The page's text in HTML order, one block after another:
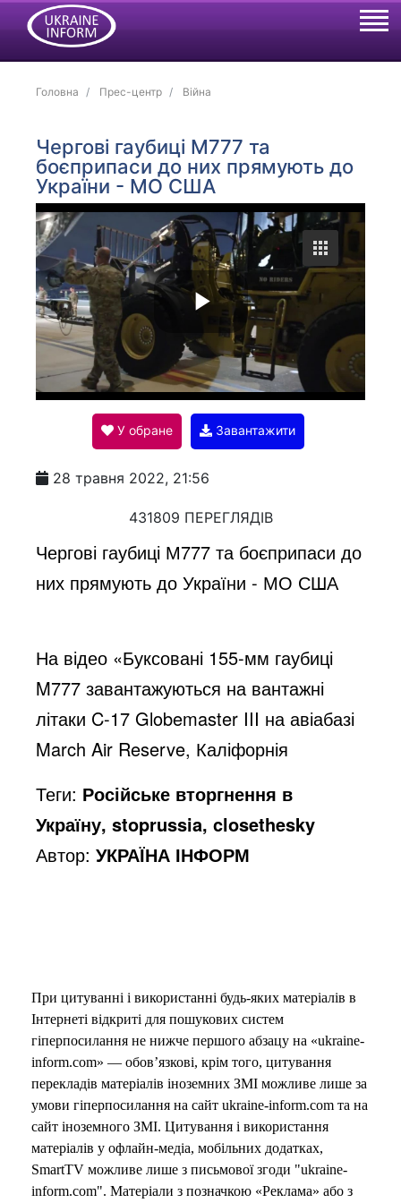
Головна Прес-центр Війна
Чергові гаубиці М777 та
боєприпаси до них прямують до
України - МО США
P
l
a
y
V
i
d
e
o
У обране Завантажити
28 травня 2022, 21:56
431809 ПЕРЕГЛЯДІВ
Чергові гаубиці М777 та боєприпаси до
них прямують до України - МО США
На відео «Буксовані 155-мм гаубиці
M777 завантажуються на вантажні
літаки C-17 Globemaster III на авіабазі
March Air Reserve, Каліфорнія
Теги: Російське вторгнення в
Україну, stoprussia, closethesky
Автор:УКРАЇНА ІНФОРМ
При цитуванні і використанні будь-яких матеріалів в
Інтернеті відкриті для пошукових систем
гіперпосилання не нижче першого абзацу на «ukraine-
inform.com» — обов’язкові, крім того, цитування
перекладів матеріалів іноземних ЗМІ можливе лише за
умови гіперпосилання на сайт ukraine-inform.com та на
сайт іноземного ЗМІ. Цитування і використання
матеріалів у офлайн-медіа, мобільних додатках,
SmartTV можливе лише з письмової згоди "ukraine-
inform.com". Матеріали з позначкою «Реклама» або з